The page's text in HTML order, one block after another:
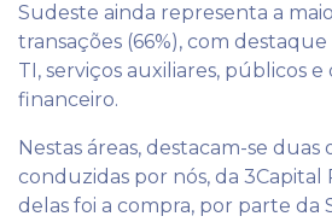
Sudeste ainda representa a
transações (66%), com
TI, serviços auxiliares, públicos e
financeiro.
Nestas áreas, destacam-se duas
conduzidas por nós, da 3Capital
delas foi a compra, por parte da